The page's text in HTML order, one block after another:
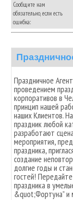
Сообщите нам
обязательно, если есть
ошибка:
Праздничное
проведением
корпоративов в
принцип нашей
наших Клиентов.
праздник любой
разработают
мероприятия,
праздника,
создание
долгие годы и
гостей!
праздника в
&quot;Фортуна” и